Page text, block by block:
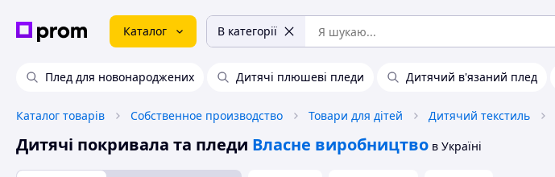
Каталог В категорії
Плед для новонароджених Дитячі плюшеві пледи Дитячий в'язаний плед
Каталог товарів Собственное производство Товари для дітей Дитячий текстиль
Дитячі покривала та пледи Власне виробництво в Україні